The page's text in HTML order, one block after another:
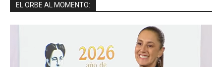
EL ORBE AL MOMENTO: